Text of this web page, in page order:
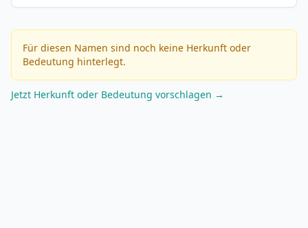
Für diesen Namen sind noch keine Herkunft oder
Bedeutung hinterlegt.
Jetzt Herkunft oder Bedeutung vorschlagen →